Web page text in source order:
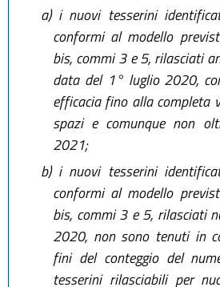
a)i nuovi tesserini
conformi al modello
bis, commi 3 e 5, rilasciati
data del 1° luglio 2020,
efficacia fino alla completa
spazi e comunque non
2021;
b)i nuovi tesserini
conformi al modello
bis, commi 3 e 5, rilasciati
2020, non sono tenuti in
fini del conteggio del
tesserini rilasciabili per